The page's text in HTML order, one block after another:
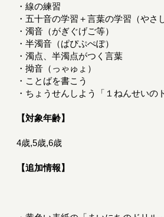
・線の練習
・五十音の学習＋言葉の学習（やさ
・濁音（がぎぐげご等）
・半濁音（ぱぴぷぺぽ）
・濁点、半濁点がつく言葉
・拗音（っゃゅょ）
・ことばを書こう
・ちょうせんしよう「１ねんせいの
【対象年齢】
4歳,5歳,6歳
【追加情報】